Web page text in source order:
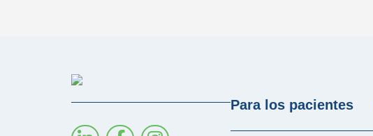
Para los pacientes